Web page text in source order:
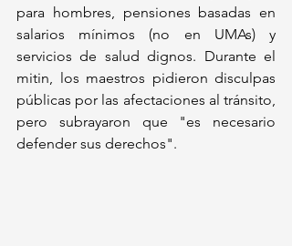
para hombres, pensiones basadas en
salarios mínimos (no en UMAs) y
servicios de salud dignos. Durante el
mitin, los maestros pidieron disculpas
públicas por las afectaciones al tránsito,
pero subrayaron que "es necesario
defender sus derechos".